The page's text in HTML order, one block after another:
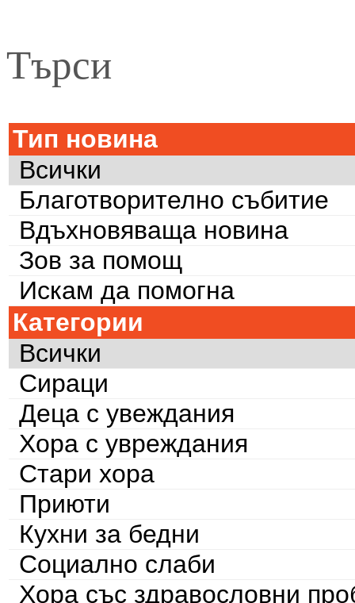
Търси
Тип новина
Всички
Благотворително събитие
Вдъхновяваща новина
Зов за помощ
Искам да помогна
Категории
Всички
Сираци
Деца с увеждания
Хора с увреждания
Стари хора
Приюти
Кухни за бедни
Социално слаби
Хора със здравословни